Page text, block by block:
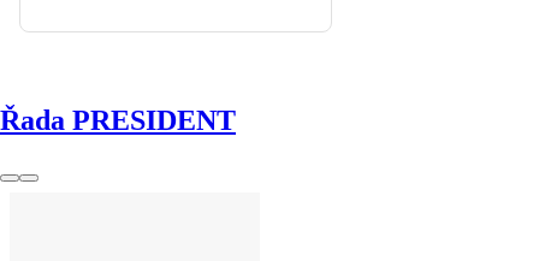
Řada PRESIDENT